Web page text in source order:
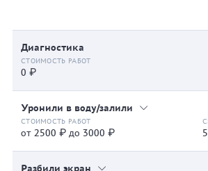
Диагностика
0 ₽
Уронили в воду/залили
от 2500 ₽ до 3000 ₽
Разбили экран